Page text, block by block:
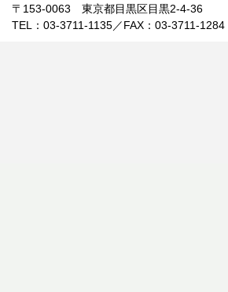
〒153-0063 東京都目黒区目黒2-4-36
TEL：03-3711-1135／FAX：03-3711-1284